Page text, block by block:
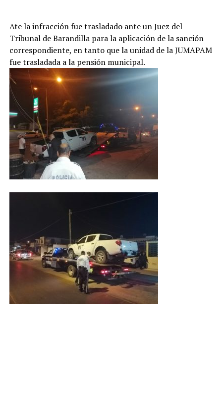
Ate la infracción fue trasladado ante un Juez del
Tribunal de Barandilla para la aplicación de la sanción
correspondiente, en tanto que la unidad de la JUMAPAM
fue trasladada a la pensión municipal.